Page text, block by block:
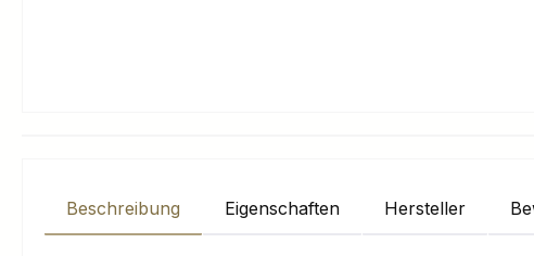
Beschreibung Eigenschaften Hersteller